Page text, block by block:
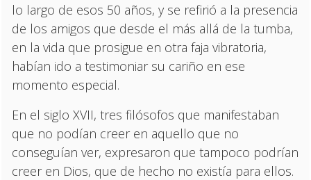
lo largo de esos 50 años, y se refirió a la presencia
de los amigos que desde el más allá de la tumba,
en la vida que prosigue en otra faja vibratoria,
habían ido a testimoniar su cariño en ese
momento especial.
En el siglo XVII, tres filósofos que manifestaban
que no podían creer en aquello que no
conseguían ver, expresaron que tampoco podrían
creer en Dios, que de hecho no existía para ellos.